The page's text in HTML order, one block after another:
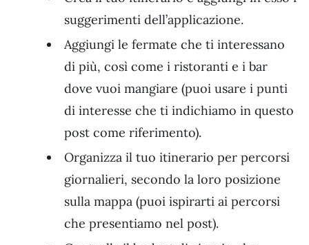
suggerimenti dell’applicazione.
Aggiungi le fermate che ti interessano
di più, così come i ristoranti e i bar
dove vuoi mangiare (puoi usare i punti
di interesse che ti indichiamo in questo
post come riferimento).
Organizza il tuo itinerario per percorsi
giornalieri, secondo la loro posizione
sulla mappa (puoi ispirarti ai percorsi
che presentiamo nel post).